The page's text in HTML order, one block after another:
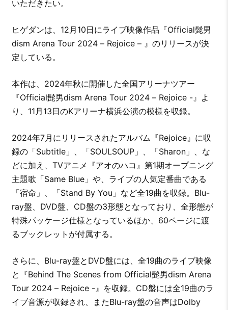
いただきたい。
ヒゲダンは、12月10日にライブ映像作品『Official髭男
dism Arena Tour 2024 – Rejoice – 』のリリースが決
定している。
本作は、2024年秋に開催した全国アリーナツアー
『Official髭男dism Arena Tour 2024 – Rejoice -』よ
り、11月13日のKアリーナ横浜公演の模様を収録。
2024年7月にリリースされたアルバム『Rejoice』に収
録の「Subtitle」、「SOULSOUP」、「Sharon」、な
どに加え、TVアニメ『アオのハコ』第1期オープニング
主題歌「Same Blue」や、ライブの人気定番曲である
「宿命」、「Stand By You」など全19曲を収録。Blu-
ray盤、DVD盤、CD盤の3形態となっており、全形態が
特殊パッケージ仕様となっているほか、60ページに渡
るブックレットが付属する。
さらに、Blu-ray盤とDVD盤には、全19曲のライブ映像
と『Behind The Scenes from Official髭男dism Arena
Tour 2024 – Rejoice -』を収録。CD盤には全19曲のラ
イブ音源が収録され、またBlu-ray盤の音声はDolby